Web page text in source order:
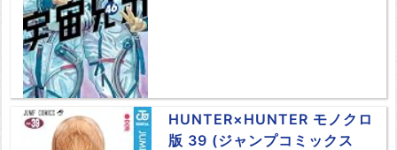
HUNTER×HUNTER モノクロ
版 39 (ジャンプコミックス